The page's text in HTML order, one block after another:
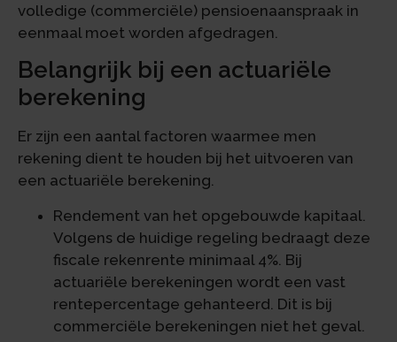
volledige (commerciële) pensioenaanspraak in
eenmaal moet worden afgedragen.
Belangrijk bij een actuariële
berekening
Er zijn een aantal factoren waarmee men
rekening dient te houden bij het uitvoeren van
een actuariële berekening.
Rendement van het opgebouwde kapitaal.
Volgens de huidige regeling bedraagt deze
fiscale rekenrente minimaal 4%. Bij
actuariële berekeningen wordt een vast
rentepercentage gehanteerd. Dit is bij
commerciële berekeningen niet het geval.